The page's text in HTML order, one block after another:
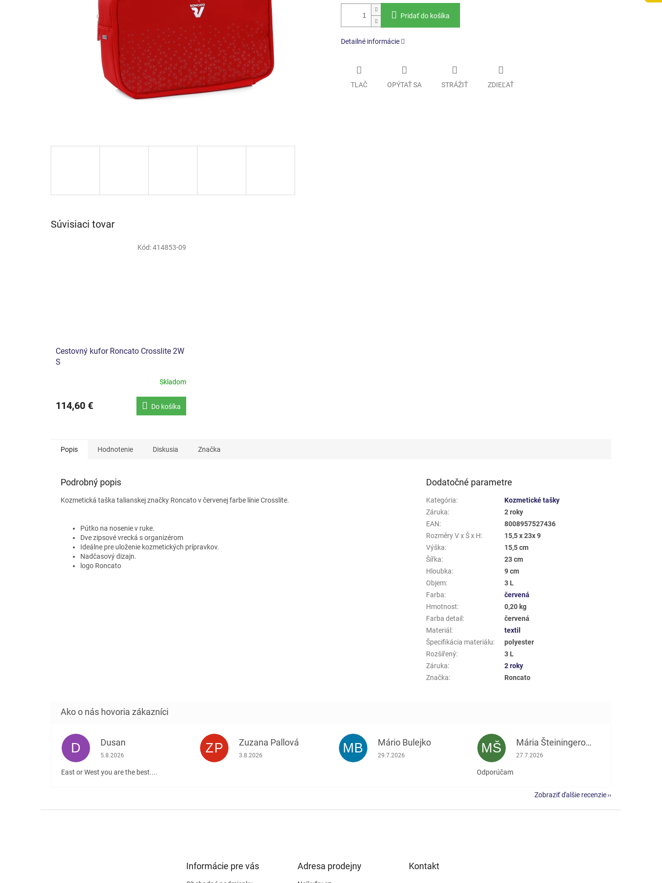
Pridať do košíka
Detailné informácie
TLAČ OPÝTAŤ SA STRÁŽIŤ ZDIEĽAŤ
Súvisiaci tovar
Cestovný kufor Roncato Crosslite 2W
S
Skladom
114,60 € Do košíka
Kód:414853-09
Popis Hodnotenie Diskusia Značka
Podrobný popis
Kozmetická taška talianskej značky Roncato v červenej farbe línie Crosslite.
Pútko na nosenie v ruke.
Dve zipsové vrecká s organizérom
Ideálne pre uloženie kozmetických prípravkov.
Nadčasový dizajn.
logo Roncato
Dodatočné parametre
Kategória:
Kozmetické tašky
Záruka:
2 roky
EAN:
8008957527436
Rozměry V x Š x H:
15,5 x 23x 9
Výška:
15,5 cm
Šířka:
23 cm
Hloubka:
9 cm
Objem:
3 L
Farba:
červená
Hmotnost:
0,20 kg
Farba detail:
červená
Materiál:
textil
Špecifikácia materiálu:
polyester
Rozšířený:
3 L
Záruka:
2 roky
Značka: Roncato
D Dusan
Hodnotenie obchodu je 5 z 5 hviezdičiek.
5.8.2026
East or West you are the best....
ZP Zuzana Pallová
Hodnotenie obchodu je 5 z 5 hviezdičiek.
3.8.2026 MB Mário Bulejko
Hodnotenie obchodu je 5 z 5 hviezdičiek.
29.7.2026 MŠ Mária Šteiningerová
Hodnotenie obchodu je 5 z 5 hviezdičiek.
27.7.2026
Odporúčam
Zobraziť ďalšie recenzie
Informácie pre vás Adresa prodejny Kontakt